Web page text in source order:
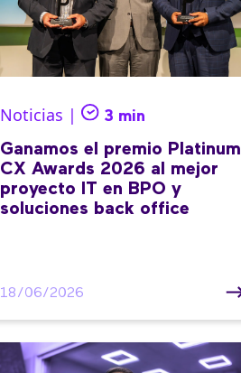
Noticias | 3 min
Ganamos el premio Platinum
CX Awards 2026 al mejor
proyecto IT en BPO y
soluciones back office
18/06/2026